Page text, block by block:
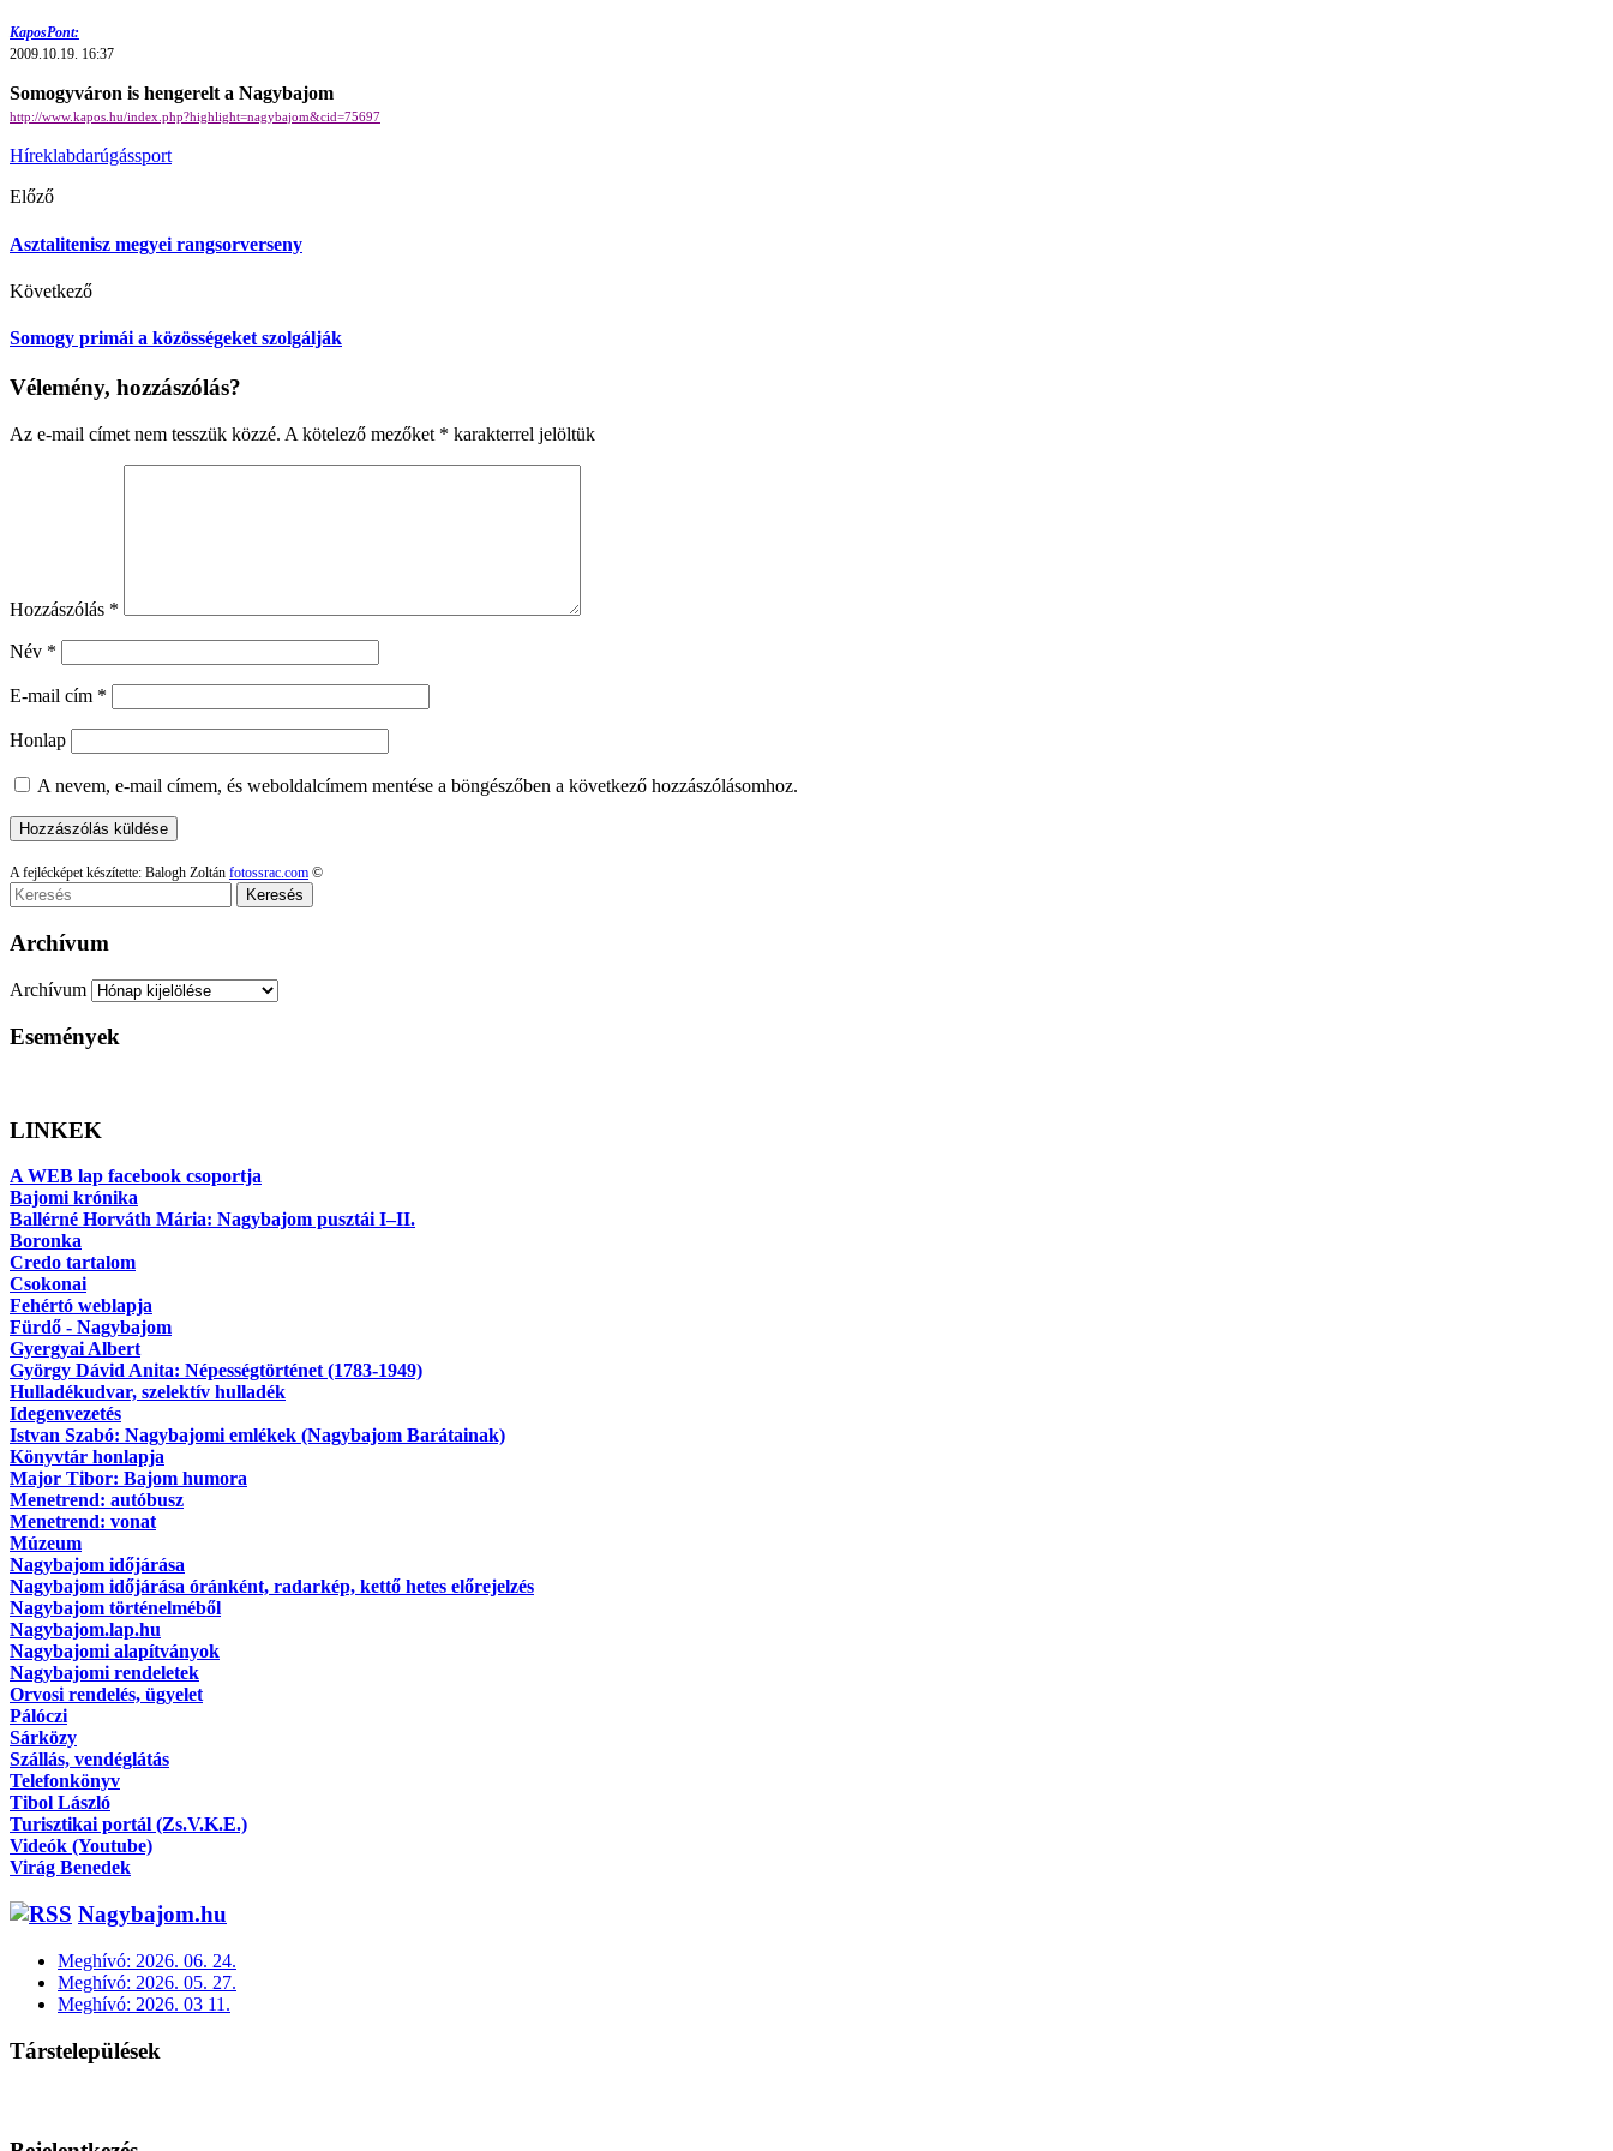
KaposPont:
2009.10.19. 16:37
Somogyváron is hengerelt a Nagybajom
http://www.kapos.hu/index.php?highlight=nagybajom&cid=75697
Híreklabdarúgássport
Előző
Asztalitenisz megyei rangsorverseny
Következő
Somogy primái a közösségeket szolgálják
Vélemény, hozzászólás?
Az e-mail címet nem tesszük közzé. A kötelező mezőket * karakterrel jelöltük
Hozzászólás *
Név *
E-mail cím *
Honlap
A nevem, e-mail címem, és weboldalcímem mentése a böngészőben a következő hozzászólásomhoz.
A fejlécképet készítette: Balogh Zoltán fotossrac.com ©
Keresés
Archívum
Archívum
Események
LINKEK
A WEB lap facebook csoportja
Bajomi krónika
Ballérné Horváth Mária: Nagybajom pusztái I–II.
Boronka
Credo tartalom
Csokonai
Fehértó weblapja
Fürdő - Nagybajom
Gyergyai Albert
György Dávid Anita: Népességtörténet (1783-1949)
Hulladékudvar, szelektív hulladék
Idegenvezetés
Istvan Szabó: Nagybajomi emlékek (Nagybajom Barátainak)
Könyvtár honlapja
Major Tibor: Bajom humora
Menetrend: autóbusz
Menetrend: vonat
Múzeum
Nagybajom időjárása
Nagybajom időjárása óránként, radarkép, kettő hetes előrejelzés
Nagybajom történelméből
Nagybajom.lap.hu
Nagybajomi alapítványok
Nagybajomi rendeletek
Orvosi rendelés, ügyelet
Pálóczi
Sárközy
Szállás, vendéglátás
Telefonkönyv
Tibol László
Turisztikai portál (Zs.V.K.E.)
Videók (Youtube)
Virág Benedek
Nagybajom.hu
Meghívó: 2026. 06. 24.
Meghívó: 2026. 05. 27.
Meghívó: 2026. 03 11.
Társtelepülések